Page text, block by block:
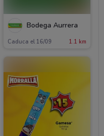
Bodega Aurrera
Caduca el 16/09 1.1 km